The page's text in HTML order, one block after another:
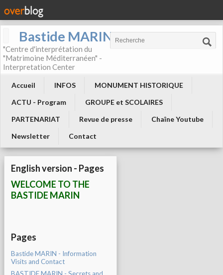
Bastide MARIN
"Centre d'interprétation du
"Matrimoine Méditerranéen" -
Interpretation Center
Accueil INFOS
MONUMENT HISTORIQUE
ACTU - Program
GROUPE et SCOLAIRES
PARTENARIAT
Revue de presse
Chaîne Youtube
Newsletter
Contact
English version - Pages
WELCOME TO THE
BASTIDE MARIN
Pages
Bastide MARIN - Information
Visits and Contact